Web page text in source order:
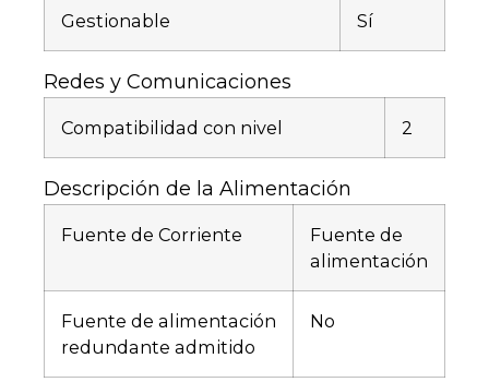
Gestionable Sí
Redes y Comunicaciones
Compatibilidad con nivel 2
Descripción de la Alimentación
Fuente de Corriente
Fuente de
alimentación
Fuente de alimentación
redundante admitido
No